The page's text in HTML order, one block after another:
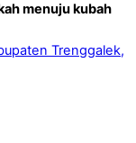
menuju kubah
Trenggalek,